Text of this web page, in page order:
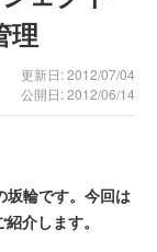
理
更新日: 2012/07/04
公開日: 2012/06/14
輪です。今回は
介します。